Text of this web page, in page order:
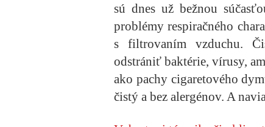
sú dnes už bežnou
problémy respiračného
s filtrovaním vzduchu.
odstrániť baktérie, vírusy,
ako pachy cigaretového
čistý a bez alergénov. A